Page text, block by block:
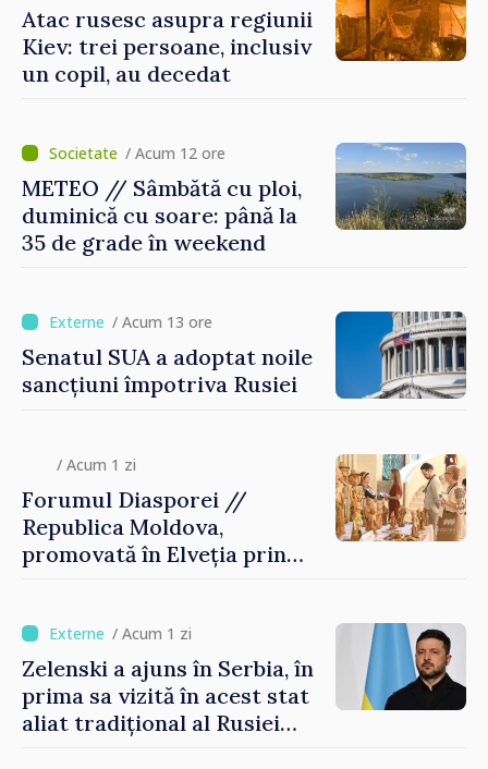
Atac rusesc asupra regiunii
Kiev: trei persoane, inclusiv
un copil, au decedat
/ Acum 12 ore
METEO // Sâmbătă cu ploi,
duminică cu soare: până la
35 de grade în weekend
/ Acum 13 ore
Senatul SUA a adoptat noile
sancțiuni împotriva Rusiei
/ Acum 1 zi
Forumul Diasporei //
Republica Moldova,
promovată în Elveția prin
/ Acum 1 zi
Zelenski a ajuns în Serbia, în
prima sa vizită în acest stat
aliat tradițional al Rusiei